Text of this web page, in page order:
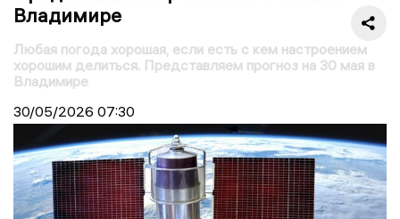
Владимире
Любая погода хорошая, если есть с кем настроением
хорошим делиться. Представляем прогноз на 30 мая в
Владимире
30/05/2026 07:30